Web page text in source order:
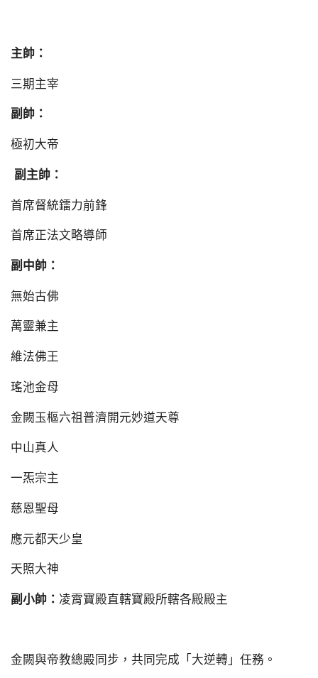
主帥：
三期主宰
副帥：
極初大帝
副主帥：
首席督統鐳力前鋒
首席正法文略導師
副中帥：
無始古佛
萬靈兼主
維法佛王
瑤池金母
金闕玉樞六祖普濟開元妙道天尊
中山真人
一炁宗主
慈恩聖母
應元都天少皇
天照大神
副小帥： 凌霄寶殿直轄寶殿所轄各殿殿主
金闕與帝教總殿同步，共同完成「大逆轉」任務。